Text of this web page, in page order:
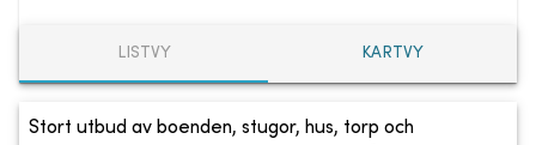
LISTVY KARTVY
Stort utbud av boenden, stugor, hus, torp och